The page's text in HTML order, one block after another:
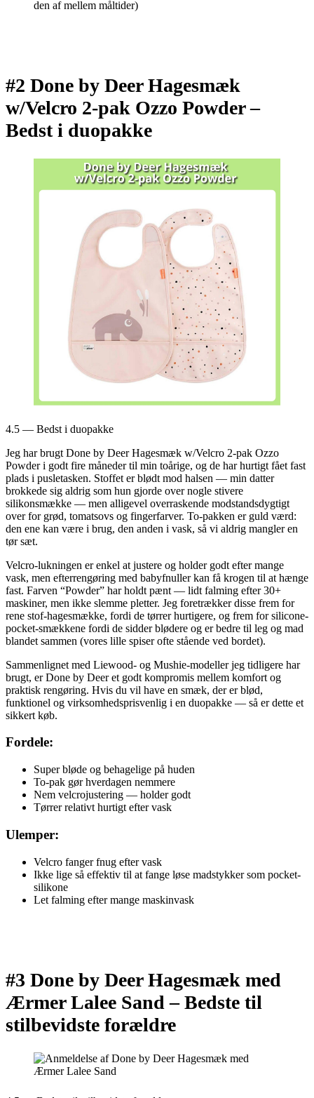
den af mellem måltider)
#2 Done by Deer Hagesmæk
w/Velcro 2-pak Ozzo Powder –
Bedst i duopakke
4.5 — Bedst i duopakke
Jeg har brugt Done by Deer Hagesmæk w/Velcro 2-pak Ozzo
Powder i godt fire måneder til min toårige, og de har hurtigt fået fast
plads i pusletasken. Stoffet er blødt mod halsen — min datter
brokkede sig aldrig som hun gjorde over nogle stivere
silikonsmække — men alligevel overraskende modstandsdygtigt
over for grød, tomatsovs og fingerfarver. To-pakken er guld værd:
den ene kan være i brug, den anden i vask, så vi aldrig mangler en
tør sæt.
Velcro-lukningen er enkel at justere og holder godt efter mange
vask, men efterrengøring med babyfnuller kan få krogen til at hænge
fast. Farven “Powder” har holdt pænt — lidt falming efter 30+
maskiner, men ikke slemme pletter. Jeg foretrækker disse frem for
rene stof-hagesmække, fordi de tørrer hurtigere, og frem for silicone-
pocket-smækkene fordi de sidder blødere og er bedre til leg og mad
blandet sammen (vores lille spiser ofte stående ved bordet).
Sammenlignet med Liewood- og Mushie-modeller jeg tidligere har
brugt, er Done by Deer et godt kompromis mellem komfort og
praktisk rengøring. Hvis du vil have en smæk, der er blød,
funktionel og virksomhedsprisvenlig i en duopakke — så er dette et
sikkert køb.
Fordele:
Super bløde og behagelige på huden
To-pak gør hverdagen nemmere
Nem velcrojustering — holder godt
Tørrer relativt hurtigt efter vask
Ulemper:
Velcro fanger fnug efter vask
Ikke lige så effektiv til at fange løse madstykker som pocket-
silikone
Let falming efter mange maskinvask
#3 Done by Deer Hagesmæk med
Ærmer Lalee Sand –Bedste til
stilbevidste forældre